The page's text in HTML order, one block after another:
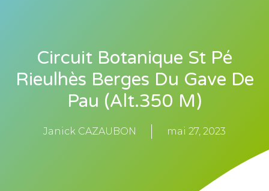
Circuit Botanique St Pé
Rieulhès Berges Du Gave De
Pau (Alt.350 M)
Janick CAZAUBON mai 27, 2023